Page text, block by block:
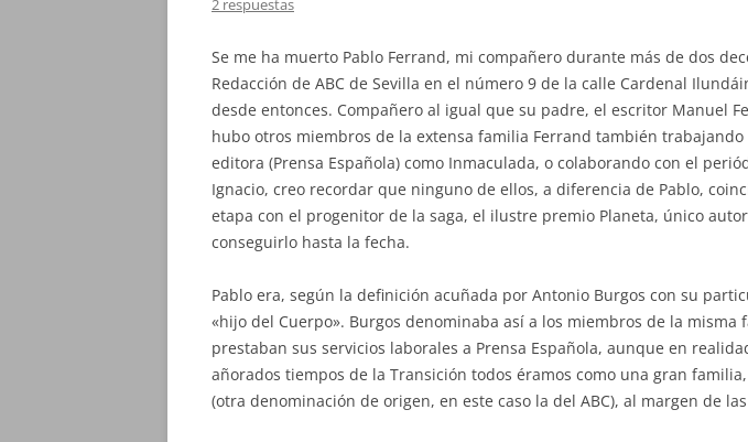
2 respuestas
Se me ha muerto Pablo Ferrand, mi compañero durante más de dos
Redacción de ABC de Sevilla en el número 9 de la calle Cardenal
desde entonces. Compañero al igual que su padre, el escritor Manuel
hubo otros miembros de la extensa familia Ferrand también trabajando
editora (Prensa Española) como Inmaculada, o colaborando con el
Ignacio, creo recordar que ninguno de ellos, a diferencia de Pablo,
etapa con el progenitor de la saga, el ilustre premio Planeta, único
conseguirlo hasta la fecha.
Pablo era, según la definición acuñada por Antonio Burgos con su
«hijo del Cuerpo». Burgos denominaba así a los miembros de la misma
prestaban sus servicios laborales a Prensa Española, aunque en
añorados tiempos de la Transición todos éramos como una gran
(otra denominación de origen, en este caso la del ABC), al margen de